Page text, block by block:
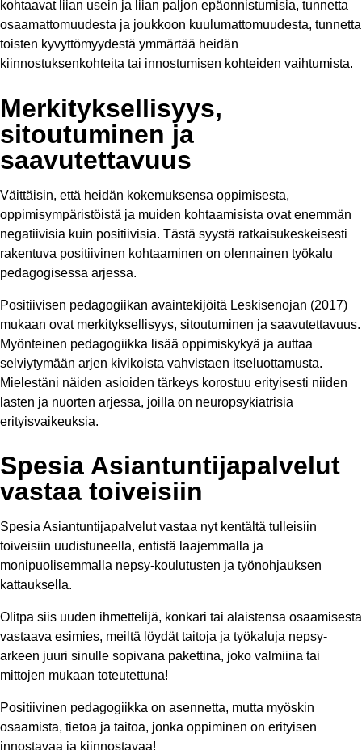
kohtaavat liian usein ja liian paljon epäonnistumisia, tunnetta
osaamattomuudesta ja joukkoon kuulumattomuudesta, tunnetta
toisten kyvyttömyydestä ymmärtää heidän
kiinnostuksenkohteita tai innostumisen kohteiden vaihtumista.
Merkityksellisyys,
sitoutuminen ja
saavutettavuus
Väittäisin, että heidän kokemuksensa oppimisesta,
oppimisympäristöistä ja muiden kohtaamisista ovat enemmän
negatiivisia kuin positiivisia. Tästä syystä ratkaisukeskeisesti
rakentuva positiivinen kohtaaminen on olennainen työkalu
pedagogisessa arjessa.
Positiivisen pedagogiikan avaintekijöitä Leskisenojan (2017)
mukaan ovat merkityksellisyys, sitoutuminen ja saavutettavuus.
Myönteinen pedagogiikka lisää oppimiskykyä ja auttaa
selviytymään arjen kivikoista vahvistaen itseluottamusta.
Mielestäni näiden asioiden tärkeys korostuu erityisesti niiden
lasten ja nuorten arjessa, joilla on neuropsykiatrisia
erityisvaikeuksia.
Spesia Asiantuntijapalvelut
vastaa toiveisiin
Spesia Asiantuntijapalvelut vastaa nyt kentältä tulleisiin
toiveisiin uudistuneella, entistä laajemmalla ja
monipuolisemmalla nepsy-koulutusten ja työnohjauksen
kattauksella.
Olitpa siis uuden ihmettelijä, konkari tai alaistensa osaamisesta
vastaava esimies, meiltä löydät taitoja ja työkaluja nepsy-
arkeen juuri sinulle sopivana pakettina, joko valmiina tai
mittojen mukaan toteutettuna!
Positiivinen pedagogiikka on asennetta, mutta myöskin
osaamista, tietoa ja taitoa, jonka oppiminen on erityisen
innostavaa ja kiinnostavaa!